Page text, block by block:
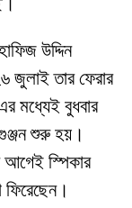
উদ্দিন
তার ফেরার
মধ্যেই বুধবার
গুঞ্জন শুরু হয়।
আগেই স্পিকার